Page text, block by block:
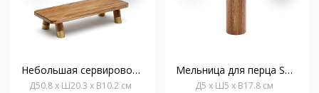
Небольшая сервировочная доска Sataya из 100% древесины акации FSC
Д50.8 x Ш20.3 x В10.2 см
Мельница для перца Sataya из 100% древесины акации FSC 17,8 см
Д5 x Ш5 x В17.8 см